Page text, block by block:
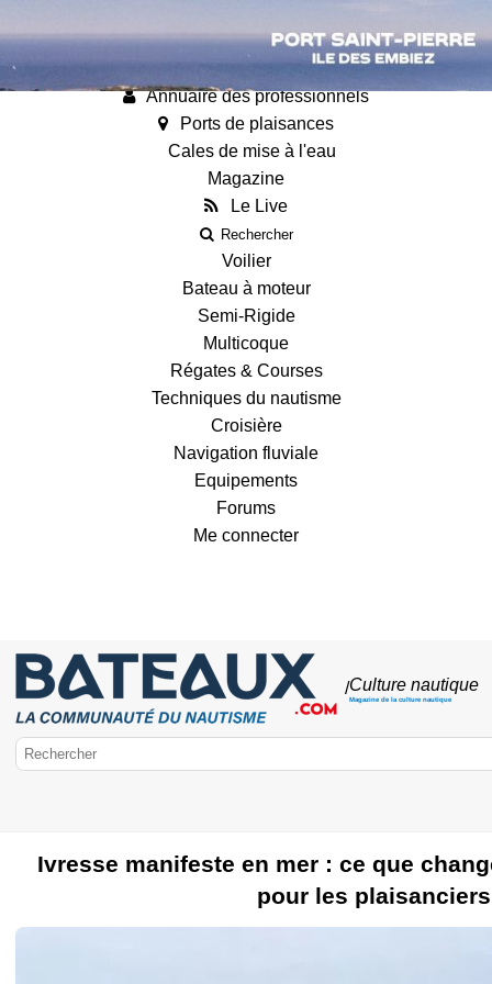
Guides
Fiches techniques des bateaux
Annuaire des professionnels
Ports de plaisances
Cales de mise à l'eau
Magazine
Le Live
Rechercher
Voilier
Bateau à moteur
Semi-Rigide
Multicoque
Régates & Courses
Techniques du nautisme
Croisière
Navigation fluviale
Equipements
Forums
Me connecter
/Culture nautique
Magazine de la culture nautique
Bateaux.com
Ivresse manifeste en mer : ce que
pour les plaisanciers